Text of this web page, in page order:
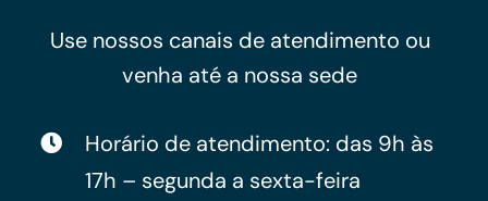
Use nossos canais de atendimento ou
venha até a nossa sede
Horário de atendimento: das 9h às
17h – segunda a sexta-feira